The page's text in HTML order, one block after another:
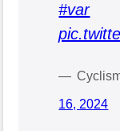
#var
—
16, 2024